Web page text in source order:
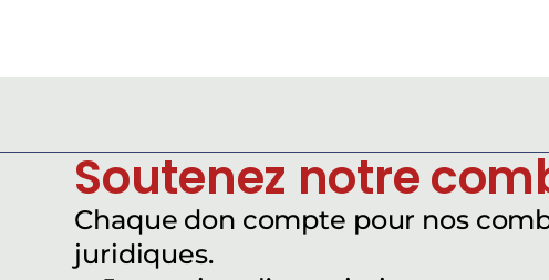
Soutenez notre
Chaque don compte pour nos
juridiques.